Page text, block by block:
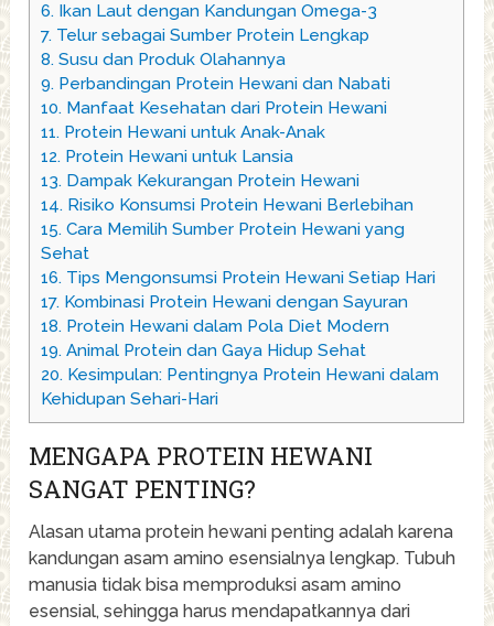
6. Ikan Laut dengan Kandungan Omega-3
7. Telur sebagai Sumber Protein Lengkap
8. Susu dan Produk Olahannya
9. Perbandingan Protein Hewani dan Nabati
10. Manfaat Kesehatan dari Protein Hewani
11. Protein Hewani untuk Anak-Anak
12. Protein Hewani untuk Lansia
13. Dampak Kekurangan Protein Hewani
14. Risiko Konsumsi Protein Hewani Berlebihan
15. Cara Memilih Sumber Protein Hewani yang
Sehat
16. Tips Mengonsumsi Protein Hewani Setiap Hari
17. Kombinasi Protein Hewani dengan Sayuran
18. Protein Hewani dalam Pola Diet Modern
19. Animal Protein dan Gaya Hidup Sehat
20. Kesimpulan: Pentingnya Protein Hewani dalam
Kehidupan Sehari-Hari
MENGAPA PROTEIN HEWANI
SANGAT PENTING?
Alasan utama protein hewani penting adalah karena
kandungan asam amino esensialnya lengkap. Tubuh
manusia tidak bisa memproduksi asam amino
esensial, sehingga harus mendapatkannya dari